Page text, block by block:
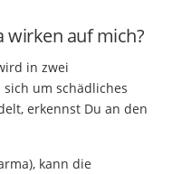
wirken auf mich?
in zwei
um schädliches
erkennst Du an den
kann die